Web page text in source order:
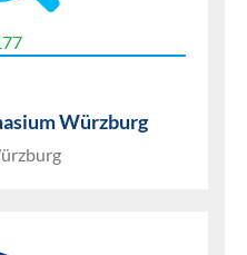
Würzburg